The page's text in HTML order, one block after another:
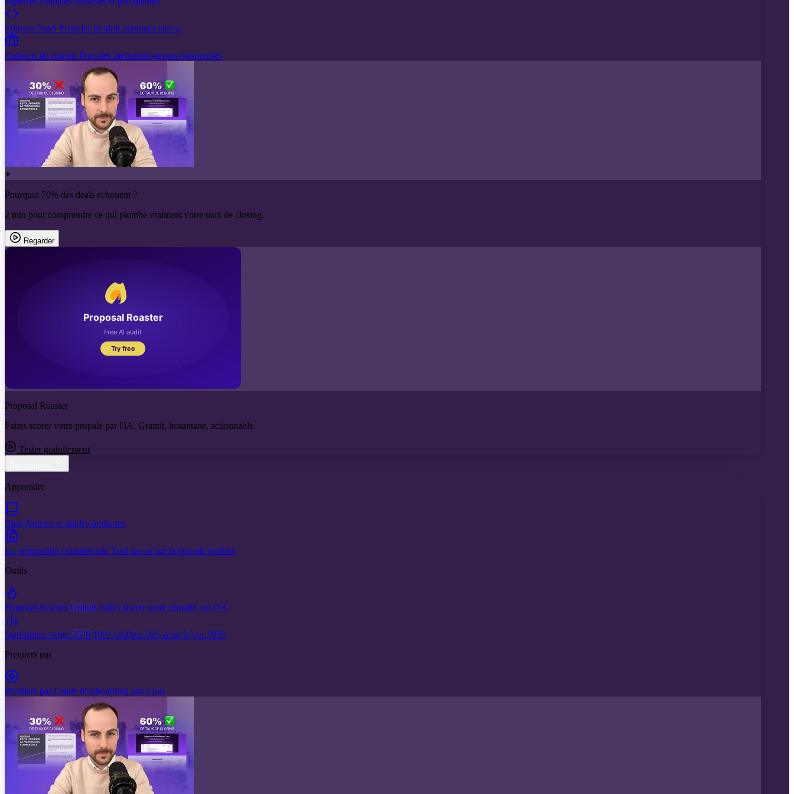
Éditeurs SaaS Propales produit orientees valeur
Cabinets de conseil Propales methodologiques rigoureuses
Pourquoi 70% des deals echouent ?
2 min pour comprendre ce qui plombe vraiment votre taux de closing.
Regarder
Proposal Roaster
Faites scorer votre propale par l'IA. Gratuit, instantane, actionnable.
Tester gratuitement
Apprendre
Blog Articles et guides pratiques
La proposition commerciale Tout savoir sur la propale parfaite
Outils
Proposal RoasterGratuit Faites scorer votre propale par l'IA
Statistiques vente 2026 100+ chiffres clés, mise à jour 2026
Premiers pas
Premiers pas Guide d'onboarding pas a pas